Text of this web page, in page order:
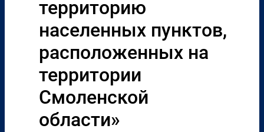
территорию
населенных пунктов,
расположенных на
территории
Смоленской
области»